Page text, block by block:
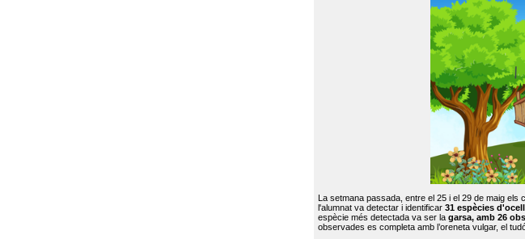
La setmana passada, entre el 25 i el 29 de maig
l'alumnat va detectar i identificar 31 espècies
espècie més detectada va ser la garsa, amb 26
observades es completa amb l’oreneta vulgar, el